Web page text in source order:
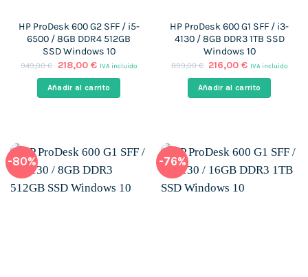
HP ProDesk 600 G2 SFF / i5-
6500 / 8GB DDR4 512GB
SSD Windows 10
949,00€
El
original
era:
218,00 €El
actual
es:
IVA incluido
Añadir al carrito
HP ProDesk 600 G1 SFF / i3-
4130 / 8GB DDR3 1TB SSD
Windows 10
899,00€ El
original
era:
216,00€El
actual
es:
IVA incluido
Añadir al carrito
-80% -76%